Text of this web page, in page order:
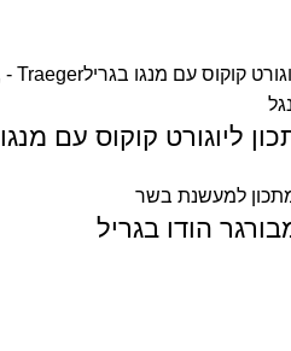
ליוגורט קוקוס עם
הודו בגריל